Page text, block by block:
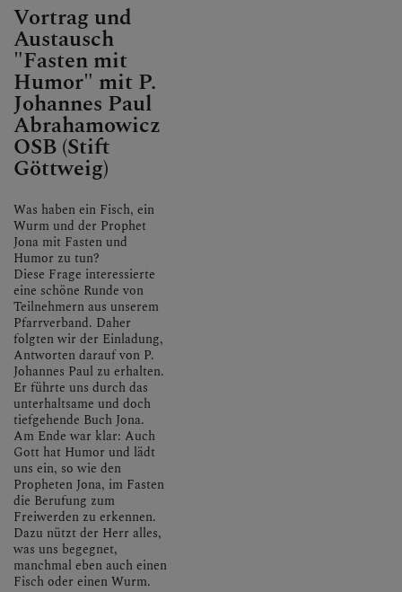
Vortrag und
Austausch
"Fasten mit
Humor" mit P.
Johannes Paul
Abrahamowicz
OSB (Stift
Göttweig)
Was haben ein Fisch, ein
Wurm und der Prophet
Jona mit Fasten und
Humor zu tun?
Diese Frage interessierte
eine schöne Runde von
Teilnehmern aus unserem
Pfarrverband. Daher
folgten wir der Einladung,
Antworten darauf von P.
Johannes Paul zu erhalten.
Er führte uns durch das
unterhaltsame und doch
tiefgehende Buch Jona.
Am Ende war klar: Auch
Gott hat Humor und lädt
uns ein, so wie den
Propheten Jona, im Fasten
die Berufung zum
Freiwerden zu erkennen.
Dazu nützt der Herr alles,
was uns begegnet,
manchmal eben auch einen
Fisch oder einen Wurm.